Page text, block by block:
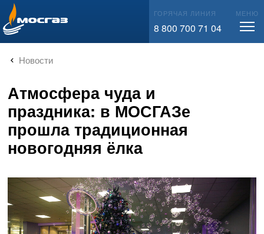
info@mos-gaz.ru ГОРЯЧАЯ ЛИНИЯ
8 800 700 71 04
МЕНЮ
Новости
Атмосфера чуда и
праздника: в МОСГАЗе
прошла традиционная
новогодняя ёлка